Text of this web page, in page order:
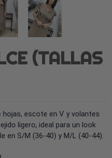
(TALLAS
escote en V y volantes
ligero, ideal para un look
en S/M (36-40) y M/L (40-44).